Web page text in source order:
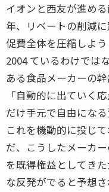
イオンと西友が進め
年、リベートの削減
促費全体を圧縮しよ
2004 ているわけではな
ある食品メーカーの幹
「自動的に出ていく
だけ手元で自由になる
これを機動的に投じ
だ、こうしたメーカ
を既得権益としてき
な反発がでると予想さ